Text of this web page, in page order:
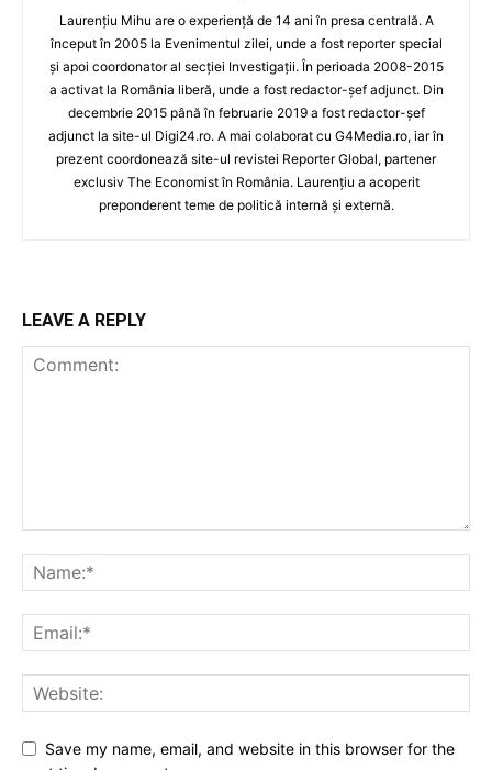
Laurențiu Mihu are o experiență de 14 ani în presa centrală. A
început în 2005 la Evenimentul zilei, unde a fost reporter special
și apoi coordonator al secției Investigații. În perioada 2008-2015
a activat la România liberă, unde a fost redactor-șef adjunct. Din
decembrie 2015 până în februarie 2019 a fost redactor-șef
adjunct la site-ul Digi24.ro. A mai colaborat cu G4Media.ro, iar în
prezent coordonează site-ul revistei Reporter Global, partener
exclusiv The Economist în România. Laurențiu a acoperit
preponderent teme de politică internă și externă.
LEAVE A REPLY
Save my name, email, and website in this browser for the